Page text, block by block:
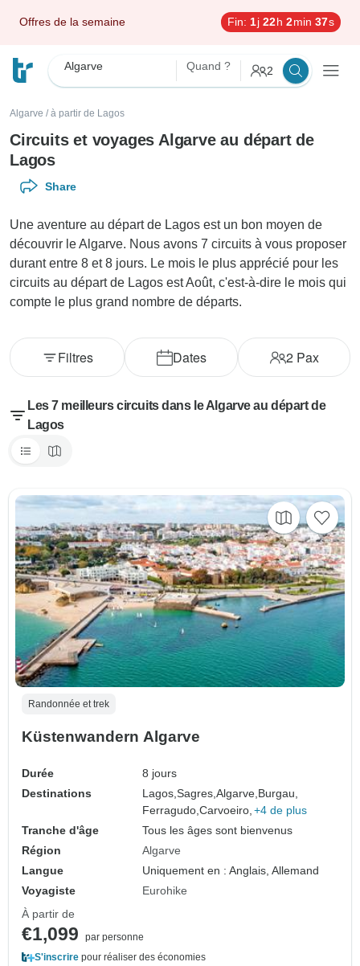
Offres de la semaine Fin: 1j 22h 2min 36s
Algarve Quand ? 2
Algarve / à partir de Lagos
Circuits et voyages Algarve au départ de
Lagos
Share
Une aventure au départ de Lagos est un bon moyen de
découvrir le Algarve. Nous avons 7 circuits à vous proposer
durant entre 8 et 8 jours. Le mois le plus apprécié pour les
circuits au départ de Lagos est Août, c'est-à-dire le mois qui
compte le plus grand nombre de départs.
Dates 2Pax
Filtres
Les 7 meilleurs circuits dans le Algarve au départ de
Lagos
Randonnée et trek
Küstenwandern Algarve
Durée
8 jours
Destinations
Lagos,Sagres,Algarve, Burgau,
Ferragudo,Carvoeiro, +4 de plus
Tranche d'âge
Tous les âges sont bienvenus
Région
Algarve
Langue
Uniquement en : Anglais, Allemand
Voyagiste
Eurohike
À partir de
€1,099
par personne
S'inscrire pour réaliser des économies